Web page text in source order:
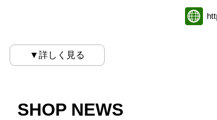
▼詳しく見る
SHOP NEWS